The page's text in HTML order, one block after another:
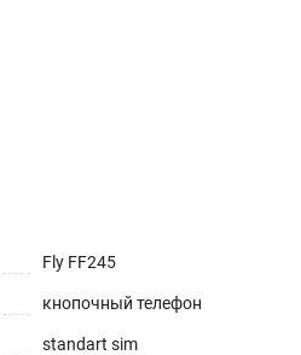
Fly FF245
кнопочный телефон
standart sim